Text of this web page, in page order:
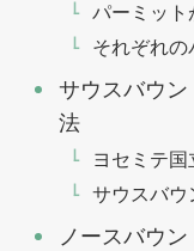
パーミット
それぞれ
サウスバウ
法
ヨセミテ
サウスバウ
ノースバウ